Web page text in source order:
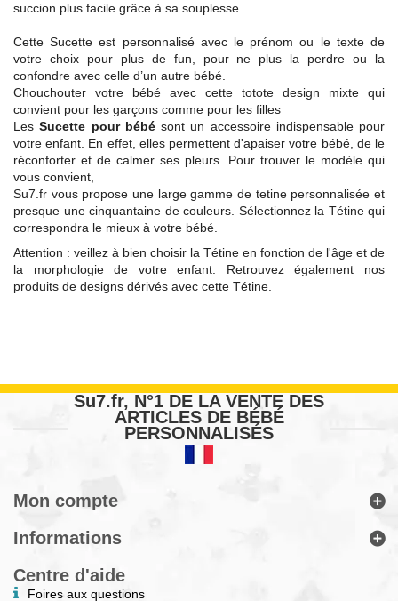
succion plus facile grâce à sa souplesse.
Cette Sucette est personnalisé avec le prénom ou le texte de
votre choix pour plus de fun, pour ne plus la perdre ou la
confondre avec celle d’un autre bébé.
Chouchouter votre bébé avec cette totote design mixte qui
convient pour les garçons comme pour les filles
LesSucette pour bébésont un accessoire indispensable pour
votre enfant. En effet, elles permettent d'apaiser votre bébé, de le
réconforter et de calmer ses pleurs. Pour trouver le modèle qui
vous convient,
Su7.fr vous propose une large gamme de tetine personnalisée et
presque une cinquantaine de couleurs. Sélectionnez la Tétine qui
correspondra le mieux à votre bébé.
Attention : veillez à bien choisir la Tétine en fonction de l'âge et de
la morphologie de votre enfant. Retrouvez également nos
produits de designs dérivés avec cette Tétine.
Su7.fr, N°1 DE LA VENTE DES
ARTICLES DE BÉBÉ
PERSONNALISÉS
Mon compte
Informations
Centre d'aide
Foires aux questions